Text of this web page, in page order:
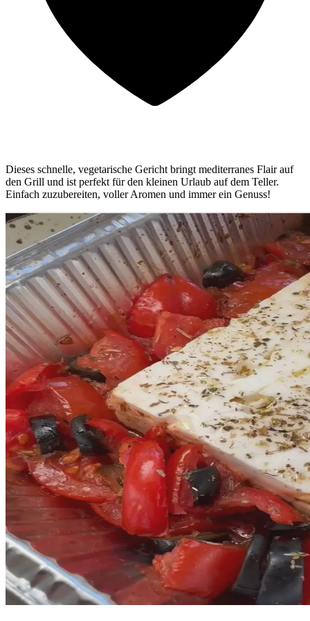
Dieses schnelle, vegetarische Gericht bringt mediterranes Flair auf
den Grill und ist perfekt für den kleinen Urlaub auf dem Teller.
Einfach zuzubereiten, voller Aromen und immer ein Genuss!